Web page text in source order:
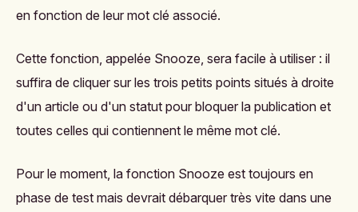
en fonction de leur mot clé associé.
Cette fonction, appelée Snooze, sera facile à utiliser : il
suffira de cliquer sur les trois petits points situés à droite
d'un article ou d'un statut pour bloquer la publication et
toutes celles qui contiennent le même mot clé.
Pour le moment, la fonction Snooze est toujours en
phase de test mais devrait débarquer très vite dans une